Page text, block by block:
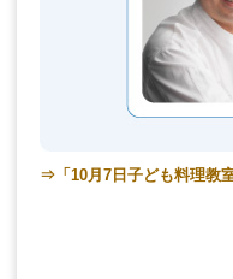
⇒「10月7日子ども料理教